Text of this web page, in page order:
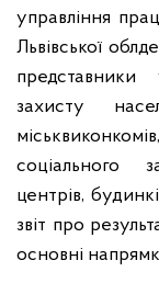
управління
Львівської
представники
захисту
соціального
центрів,
звіт про
основні